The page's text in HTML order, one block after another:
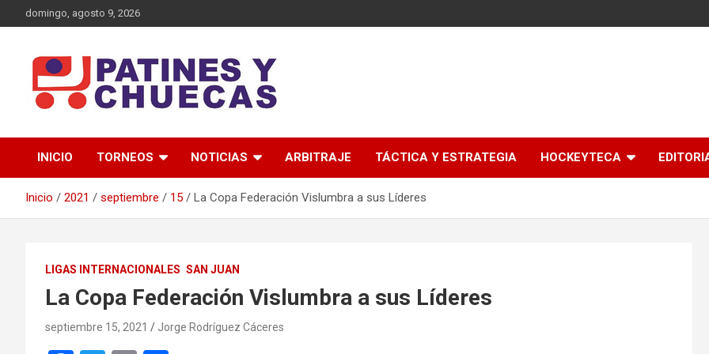
al
domingo, agosto 9, 2026
Patines y Chuecas
INICIO TORNEOS NOTICIAS ARBITRAJE TÁCTICA Y ESTRATEGIA HOCKEYTECA
Inicio 2021 septiembre 15 La Copa Federación Vislumbra a sus Líderes
LIGAS INTERNACIONALES SAN JUAN
La Copa Federación Vislumbra a sus Líderes
septiembre 15, 2021 Jorge Rodríguez Cáceres